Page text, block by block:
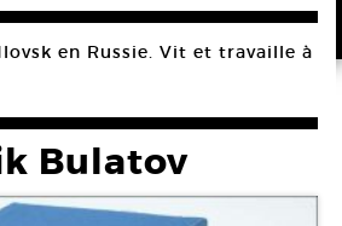
en Russie. Vit et travaille à
Bulatov